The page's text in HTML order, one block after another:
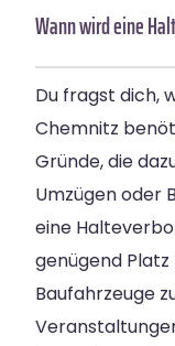
Wann wird eine
Du fragst dich,
Chemnitz
Gründe, die
Umzügen oder
eine
genügend
Baufahrzeuge